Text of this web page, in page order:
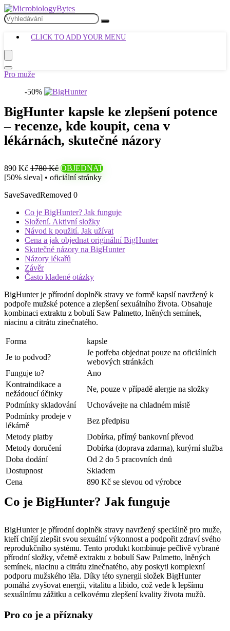
CLICK TO ADD YOUR MENU
Pro muže
-50%
BigHunter kapsle ke zlepšení potence
– recenze, kde koupit, cena v
lékárnách, skutečné názory
890 Kč 1780 Kč OBJEDNAT
[50% sleva] • oficiální stránky
SaveSavedRemoved 0
Co je BigHunter? Jak funguje
Složení. Aktivní složky
Návod k použití. Jak užívat
Cena a jak objednat originální BigHunter
Skutečné názory na BigHunter
Názory lékařů
Závěr
Často kladené otázky
BigHunter je přírodní doplněk stravy ve formě kapslí navržený k
podpoře mužské potence a zlepšení sexuálního života. Obsahuje
kombinaci extraktu z bobulí Saw Palmetto, lněných semínek,
niacinu a citrátu zinečnatého.
Forma
kapsle
Je to podvod?
Je potřeba objednat pouze na oficiálních
webových stránkách
Funguje to?
Ano
Kontraindikace a
nežádoucí účinky
Ne, pouze v případě alergie na složky
Podmínky skladování
Uchovávejte na chladném místě
Podmínky prodeje v
lékárně
Bez předpisu
Metody platby
Dobírka, přímý bankovní převod
Metody doručení
Dobírka (doprava zdarma), kurýrní služba
Doba dodání
Od 2 do 5 pracovních dnů
Dostupnost
Skladem
Cena
890 Kč se slevou od výrobce
Co je BigHunter? Jak funguje
BigHunter je přírodní doplněk stravy navržený speciálně pro muže,
kteří chtějí zlepšit svou sexuální výkonnost a podpořit zdraví svého
reprodukčního systému. Tento produkt kombinuje pečlivě vybrané
přírodní složky, včetně extraktu z bobulí Saw Palmetto, lněných
semínek, niacinu a citrátu zinečnatého, aby poskytl komplexní
podporu mužského těla. Díky této synergii složek BigHunter
pomáhá zvyšovat energii, vitalitu a libido, což vede k lepšímu
sexuálnímu zážitku a celkovému zlepšení kvality života mužů.
Pro co je a příznaky